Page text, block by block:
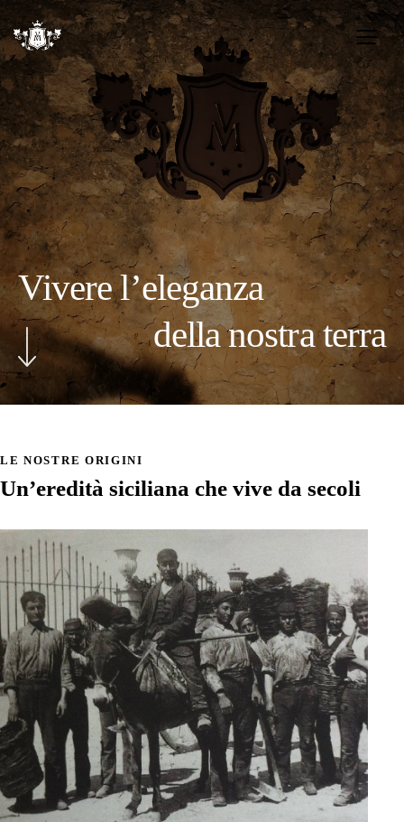
Vivere l’eleganza
della nostra terra
LE NOSTRE ORIGINI
Un’eredità siciliana che vive da secoli